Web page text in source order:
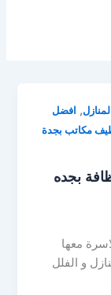
, افضل
مكاتب بجدة
للنظافة بجده
معها
و الفلل